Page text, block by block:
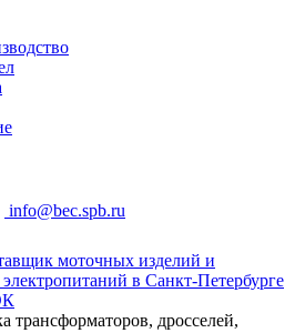
info@bec.spb.ru
трансформаторов, дросселей,